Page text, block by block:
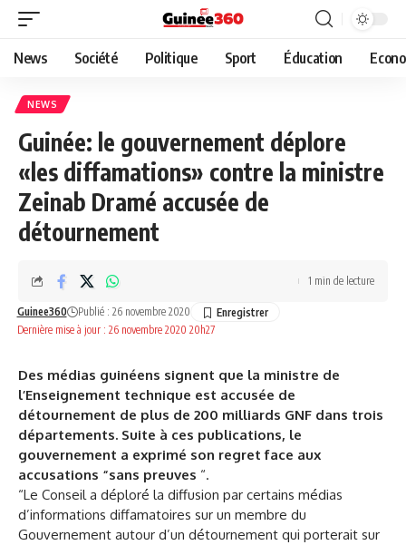
News Société Politique Sport Éducation
NEWS
Guinée: le gouvernement déplore
«les diffamations» contre la ministre
Zeinab Dramé accusée de
détournement
Dernière mise à jour : 26 novembre 2020 20h27
Guinee360 Publié : 26 novembre 2020
1 min de lecture
Des médias guinéens signent que la ministre de
l’Enseignement technique est accusée de
détournement de plus de 200 milliards GNF dans trois
départements. Suite à ces publications, le
gouvernement a exprimé son regret face aux
accusations “sans preuves “.
“Le Conseil a déploré la diffusion par certains médias
d’informations diffamatoires sur un membre du
Gouvernement autour d’un détournement qui porterait sur